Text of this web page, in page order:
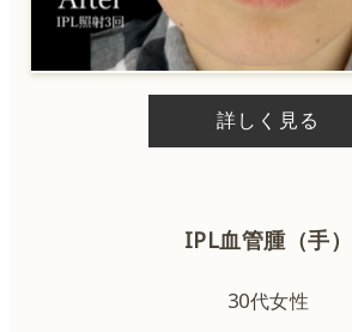
詳しく見る
IPL血管腫（手）
30代女性